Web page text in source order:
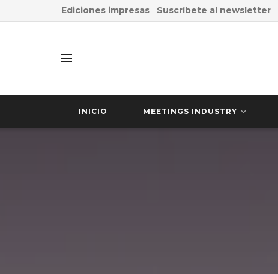
Ediciones impresas Suscríbete al newsletter
INICIO MEETINGS INDUSTRY